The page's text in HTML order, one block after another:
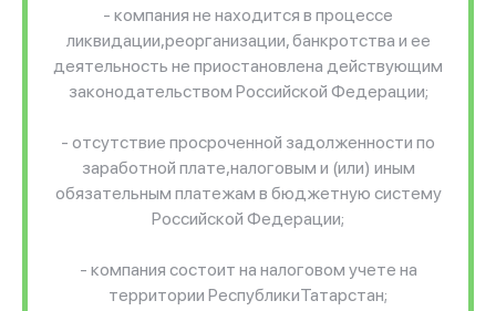
- компания не находится в процессе
ликвидации,реорганизации, банкротства и ее
деятельность не приостановлена действующим
законодательством Российской Федерации;
- отсутствие просроченной задолженности по
заработной плате,налоговым и (или) иным
обязательным платежам в бюджетную систему
Российской Федерации;
- компания состоит на налоговом учете на
территории РеспубликиТатарстан;